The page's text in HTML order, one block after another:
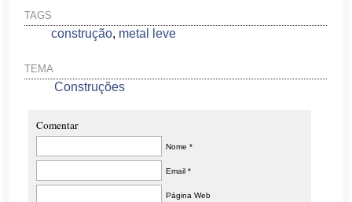
TAGS
construção, metal leve
TEMA
Construções
Comentar
Nome *
Email *
Página Web